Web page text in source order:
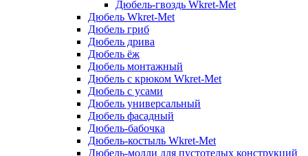
Дюбель-гвоздь Wkret-Met
Дюбель Wkret-Met
Дюбель гриб
Дюбель дрива
Дюбель ёж
Дюбель монтажный
Дюбель с крюком Wkret-Met
Дюбель с усами
Дюбель универсальный
Дюбель фасадный
Дюбель-бабочка
Дюбель-костыль Wkret-Met
Дюбель-молли для пустотелых конструкций